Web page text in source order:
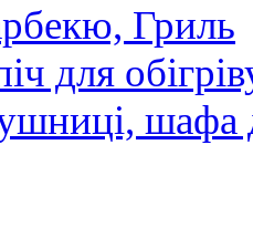
Гриль
для
шафа